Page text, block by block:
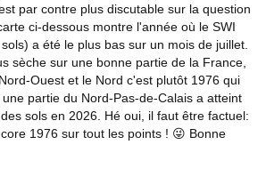
par contre plus discutable sur la question
ci-dessous montre l'année où le SWI
a été le plus bas sur un mois de juillet.
sèche sur une bonne partie de la France,
Ouest et le Nord c'est plutôt 1976 qui
partie du Nord-Pas-de-Calais a atteint
sols en 2026. Hé oui, il faut être factuel:
1976 sur tout les points ! 😜 Bonne